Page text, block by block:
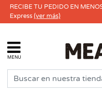
RECIBE TU PEDIDO EN
Express(ver más)
MENU